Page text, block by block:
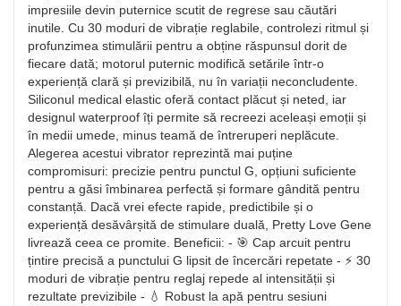
impresiile devin puternice scutit de regrese sau căutări
inutile. Cu 30 moduri de vibrație reglabile, controlezi ritmul și
profunzimea stimulării pentru a obține răspunsul dorit de
fiecare dată; motorul puternic modifică setările într-o
experiență clară și previzibilă, nu în variații neconcludente.
Siliconul medical elastic oferă contact plăcut și neted, iar
designul waterproof îți permite să recreezi aceleași emoții și
în medii umede, minus teamă de întreruperi neplăcute.
Alegerea acestui vibrator reprezintă mai puține
compromisuri: precizie pentru punctul G, opțiuni suficiente
pentru a găsi îmbinarea perfectă și formare gândită pentru
constanță. Dacă vrei efecte rapide, predictibile și o
experiență desăvârșită de stimulare duală, Pretty Love Gene
livrează ceea ce promite. Beneficii: - 🎯 Cap arcuit pentru
țintire precisă a punctului G lipsit de încercări repetate - ⚡ 30
moduri de vibrație pentru reglaj repede al intensității și
rezultate previzibile - 💧 Robust la apă pentru sesiuni